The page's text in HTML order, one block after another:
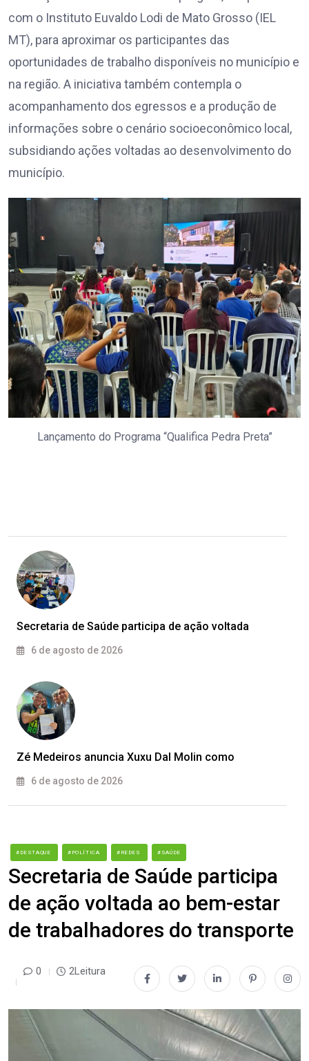
com o Instituto Euvaldo Lodi de Mato Grosso (IEL
MT), para aproximar os participantes das
oportunidades de trabalho disponíveis no município e
na região. A iniciativa também contempla o
acompanhamento dos egressos e a produção de
informações sobre o cenário socioeconômico local,
subsidiando ações voltadas ao desenvolvimento do
município.
Lançamento do Programa “Qualifica Pedra Preta”
Secretaria de Saúde participa de ação voltada
6 de agosto de 2026
Zé Medeiros anuncia Xuxu Dal Molin como
6 de agosto de 2026
#DESTAQUE #POLÍTICA #REDES #SAÚDE
Secretaria de Saúde participa
de ação voltada ao bem-estar
de trabalhadores do transporte
0 2Leitura